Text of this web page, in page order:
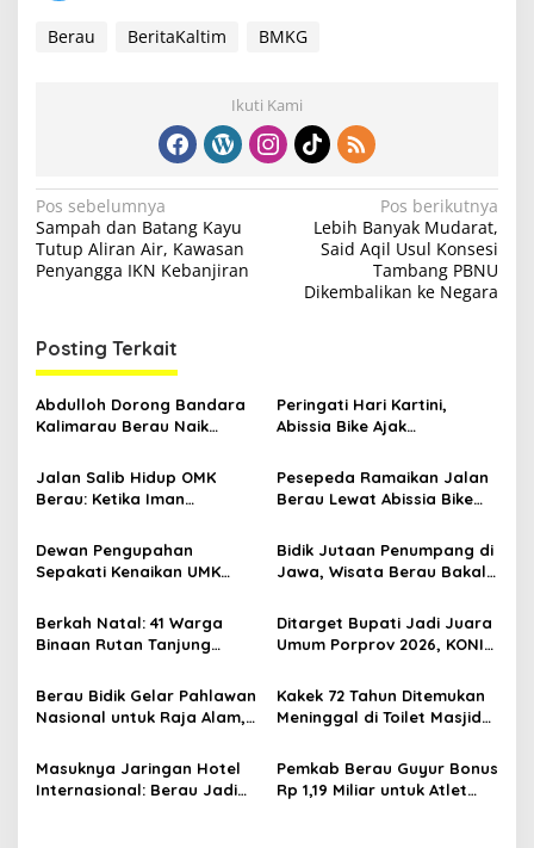
Berau BeritaKaltim BMKG
Ikuti Kami
N
a
v
g
a
s
p
o
s
Pos sebelumnya
Sampah dan Batang Kayu
Tutup Aliran Air, Kawasan
Penyangga IKN Kebanjiran
Pos berikutnya
Lebih Banyak Mudarat,
Said Aqil Usul Konsesi
Tambang PBNU
Dikembalikan ke Negara
Posting Terkait
Abdulloh Dorong Bandara
Kalimarau Berau Naik
Internasional Kaltim
Peringati Hari Kartini,
Abissia Bike Ajak
Sambil Berkebaya
Jalan Salib Hidup OMK
Berau: Ketika Iman
Panggung
Pesepeda Ramaikan Jalan
Berau Lewat Abissia Bike
Dewan Pengupahan
Sepakati Kenaikan UMK
Bidik Jutaan Penumpang di
Jawa, Wisata Berau Bakal
Kereta Api Indonesia
Berkah Natal: 41 Warga
Binaan Rutan Tanjung
Masa Tahanan
Ditarget Bupati Jadi Juara
Umum Porprov 2026, KONI
Mendukung
Berau Bidik Gelar Pahlawan
Nasional untuk Raja Alam,
Pijakan Awal
Kakek 72 Tahun Ditemukan
Meninggal di Toilet Masjid
Masuknya Jaringan Hotel
Internasional: Berau Jadi
Pemkab Berau Guyur Bonus
Rp 1,19 Miliar untuk Atlet